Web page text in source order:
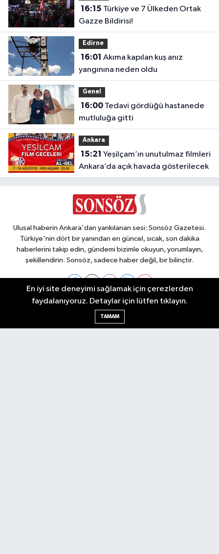
16:15
Gazze Bildirisi!
Edirne
16:01
yangınına neden oldu
Genel
16:00Tedavi gördüğü hastanede
mutluluğa gitti
Ankara
15:21
Ankara’da açık havada gösterilecek
Ulusal haberin Ankara'dan yankılanan sesi: Sonsöz Gazetesi.
Türkiye'nin dört bir yanından en güncel, sıcak, son dakika
haberlerini takip edin, gündemi bizimle okuyun, yorumlayın,
şekillendirin. Sonsöz, sadece haber değil, bir bilinçtir.
Ankara Nöbetçi Eczaneler
En iyi site deneyimi sağlamak için çerezlerden
faydalanıyoruz. Detaylar için lütfen tıklayın.
TAMAM